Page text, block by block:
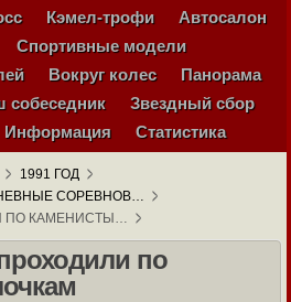
Кэмел-трофи
Автосалон
Спортивные модели
Вокруг колес
Панорама
собеседник
Звездный сбор
Информация Статистика
1991 ГОД
СОРЕВНОВ…
ПО КАМЕНИСТЫ…
по